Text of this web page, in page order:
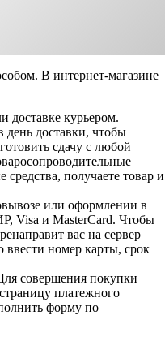
В интернет-магазине
доставке курьером.
день доставки, чтобы
сдачу с любой
получаете товар и
или оформлении в
Visa и MasterCard. Чтобы
вас на сервер
номер карты, срок
совершения покупки
платежного
форму по